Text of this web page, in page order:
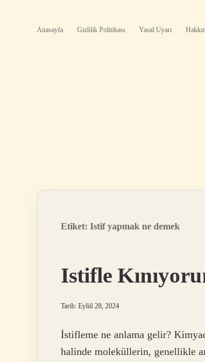
Anasayfa Gizlilik Politikası Yasal Uyarı
Etiket: Istif yapmak ne demek
Istifle
Tarih: Eylül 28, 2024
İstifleme ne anlama gelir?
halinde moleküllerin, genellikle